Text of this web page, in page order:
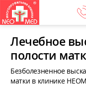
Лечебное
полости
Безболезненное
матки в клинике